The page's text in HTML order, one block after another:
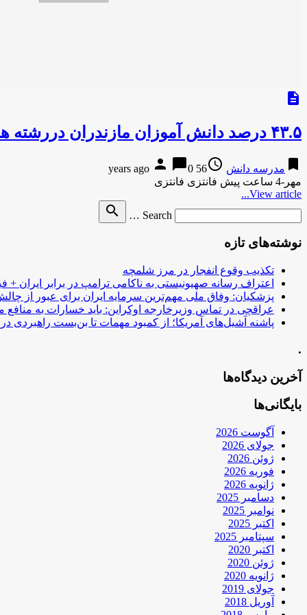
description
۴۳.۵ درصد دانش آموزان مازندران دررشته های مهارتی تحصیل می کنند
bookmark مدرسه دانش access_time
56 years ago
person chat_bubble0
مهر-4 ساعت پیش فانتزی فانتزی
View article...
Search …
search
نوشته‌های تازه
تکذیب وقوع انفجار در مرز شلمچه
اعتراف رسانه صهیونیستی به ناکامی ترامپ در برابر ایران +
پزشکیان: وفاق ملی مهم‌ترین سرمایه ایران برای عبور از
عراقچی در تماس وزیرخارجه اوکراین: باید خسارات به منافع
پاشنه آشیل‌های آمریکا؛ از کمبود مهمات تا بن‌بست راهبردی در
.
آخرین دیدگاه‌ها
بایگانی‌ها
آگوست 2026
جولای 2026
ژوئن 2026
فوریه 2026
ژانویه 2026
دسامبر 2025
نوامبر 2025
اکتبر 2025
سپتامبر 2025
اکتبر 2020
ژوئن 2020
ژانویه 2020
جولای 2019
آوریل 2018